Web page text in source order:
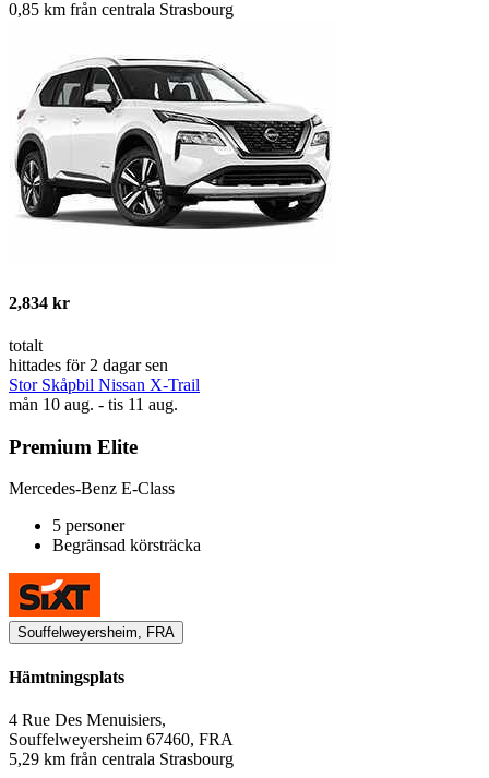
0,85 km från centrala Strasbourg
2,834 kr
totalt
hittades för 2 dagar sen
Stor Skåpbil Nissan X-Trail
mån 10 aug. - tis 11 aug.
Premium Elite
Mercedes-Benz E-Class
5 personer
Begränsad körsträcka
Souffelweyersheim, FRA
Hämtningsplats
4 Rue Des Menuisiers,
Souffelweyersheim 67460, FRA
5,29 km från centrala Strasbourg